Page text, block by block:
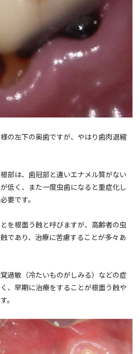
の左下の奥歯ですが、やはり歯肉退縮
部は、歯冠部と違いエナメル質がない
低く、また一度虫歯になると重症化し
要です。
を根面う蝕と呼びますが、高齢者の虫
であり、治療に苦慮することが多々あ
過敏（冷たいものがしみる）などの症
、早期に治療をすることが根面う蝕や
。